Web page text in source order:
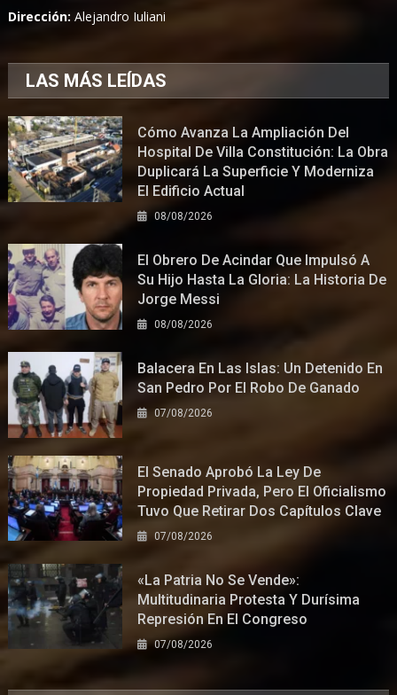
Dirección:Alejandro Iuliani
LAS MÁS LEÍDAS
Cómo Avanza La Ampliación Del
Hospital De Villa Constitución: La Obra
Duplicará La Superficie Y Moderniza
El Edificio Actual
08/08/2026
El Obrero De Acindar Que Impulsó A
Su Hijo Hasta La Gloria: La Historia De
Jorge Messi
08/08/2026
Balacera En Las Islas: Un Detenido En
San Pedro Por El Robo De Ganado
07/08/2026
El Senado Aprobó La Ley De
Propiedad Privada, Pero El Oficialismo
Tuvo Que Retirar Dos Capítulos Clave
07/08/2026
«La Patria No Se Vende»:
Multitudinaria Protesta Y Durísima
Represión En El Congreso
07/08/2026